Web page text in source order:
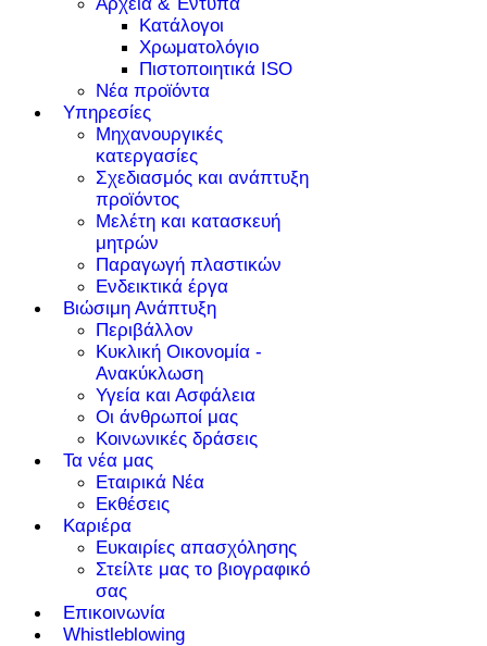
Κατάλογοι
Χρωματολόγιο
Πιστοποιητικά ISO
Νέα προϊόντα
Υπηρεσίες
Μηχανουργικές
κατεργασίες
Σχεδιασμός και ανάπτυξη
προϊόντος
Μελέτη και κατασκευή
μητρών
Παραγωγή πλαστικών
Ενδεικτικά έργα
Βιώσιμη Ανάπτυξη
Περιβάλλον
Κυκλική Οικονομία -
Ανακύκλωση
Υγεία και Ασφάλεια
Οι άνθρωποί μας
Κοινωνικές δράσεις
Τα νέα μας
Εταιρικά Νέα
Εκθέσεις
Καριέρα
Ευκαιρίες απασχόλησης
Στείλτε μας το βιογραφικό
σας
Επικοινωνία
Whistleblowing